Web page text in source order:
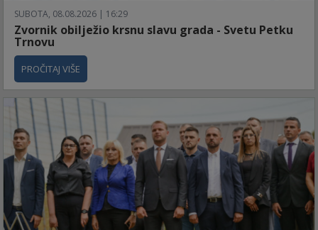
SUBOTA, 08.08.2026 | 16:29
Zvornik obilježio krsnu slavu grada - Svetu Petku
Trnovu
PROČITAJ VIŠE